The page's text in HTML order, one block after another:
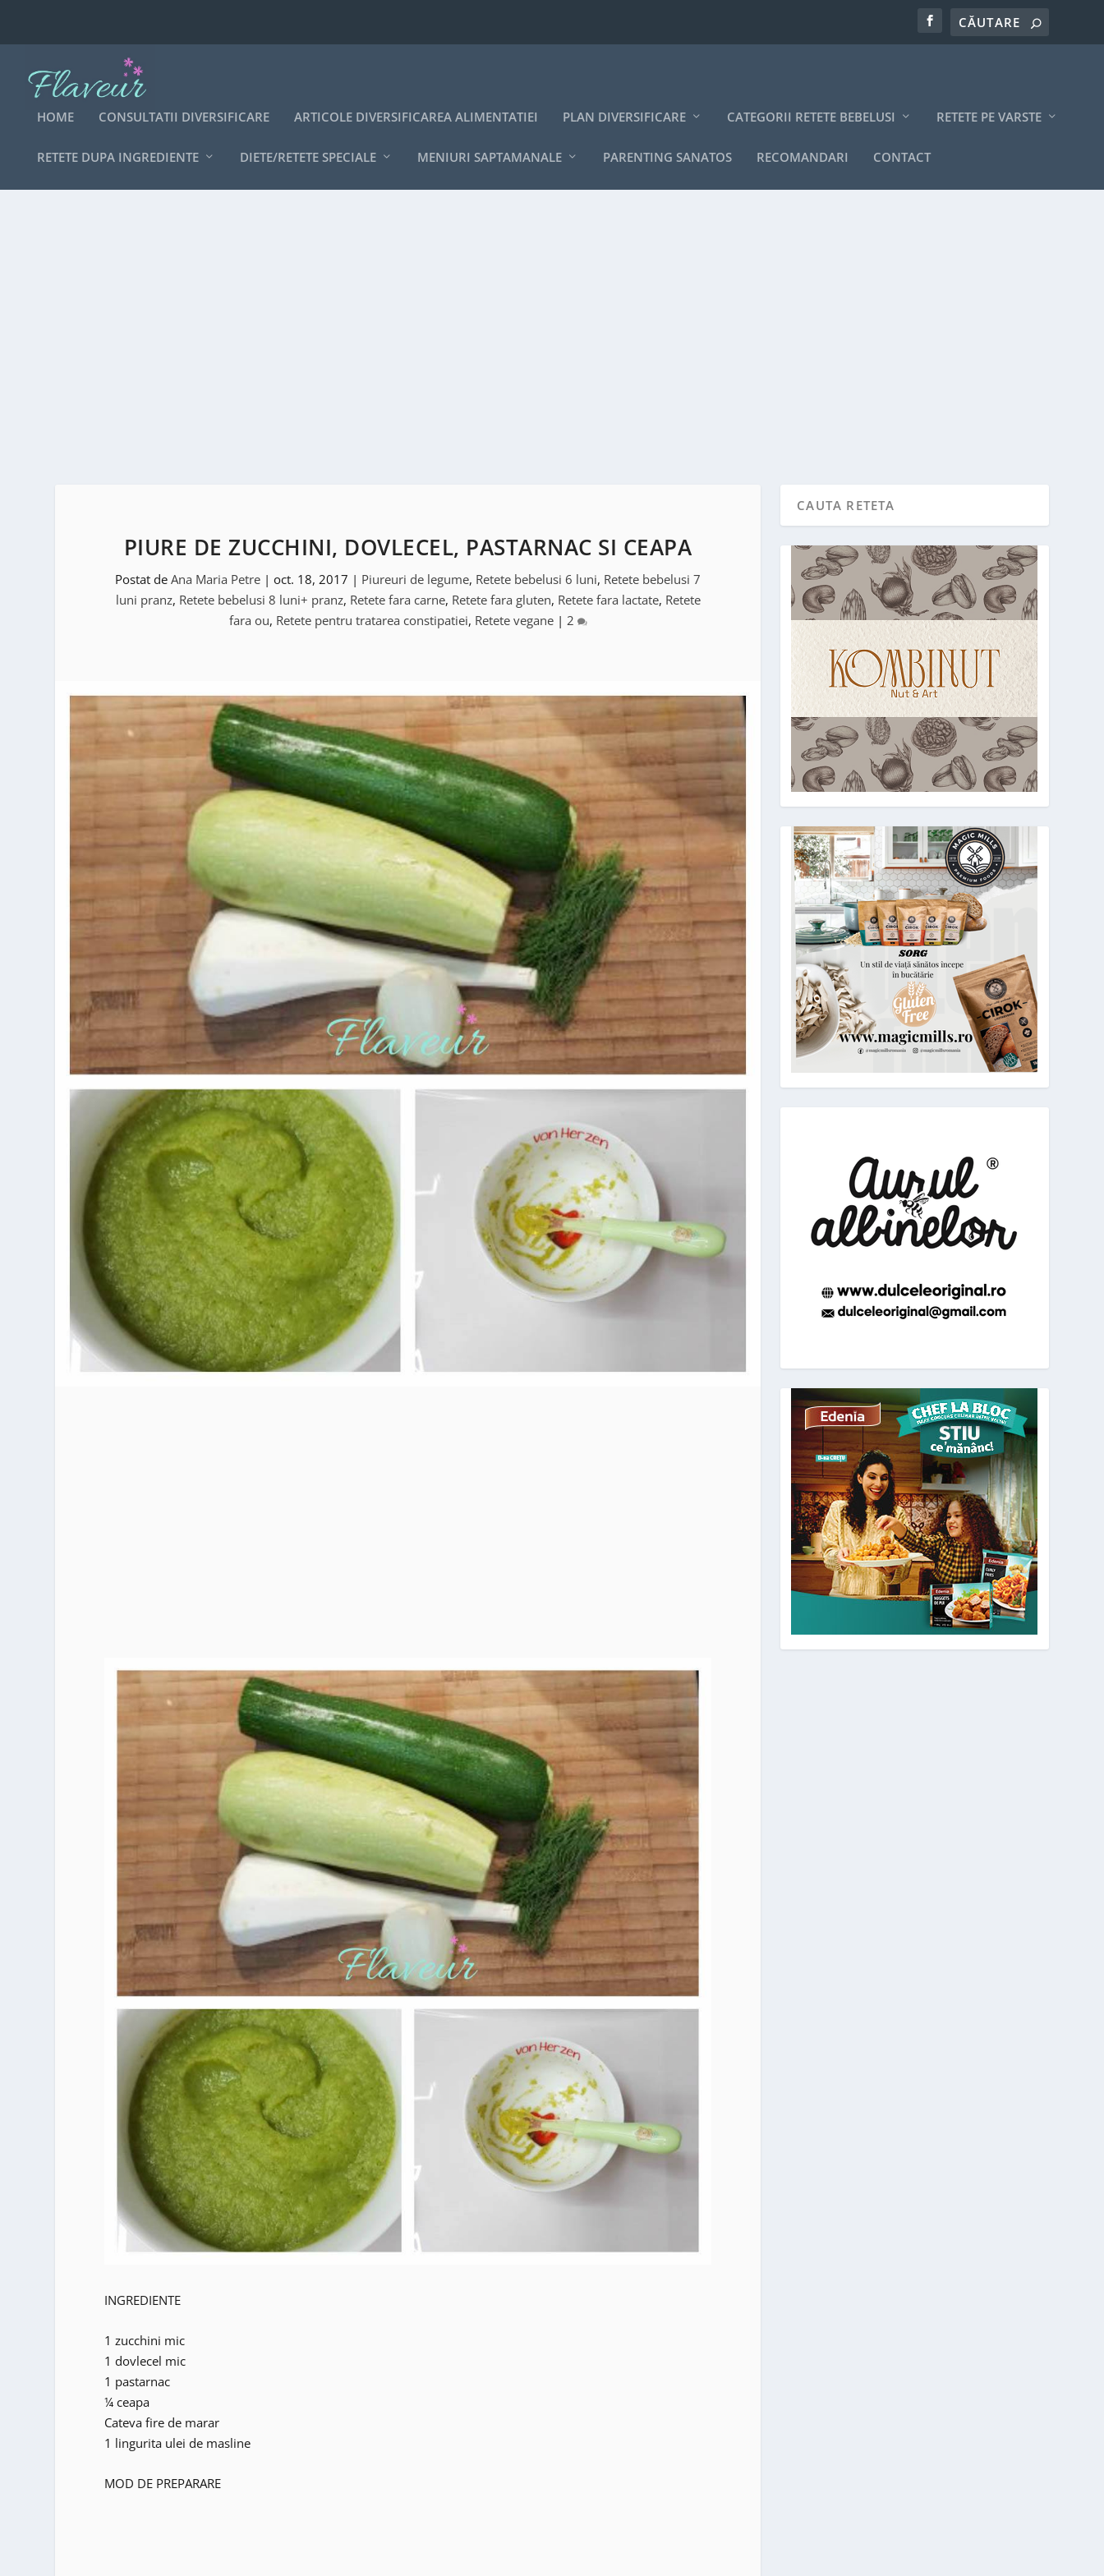
HOME CONSULTATII DIVERSIFICARE ARTICOLE DIVERSIFICAREA ALIMENTATIEI PLAN DIVERSIFICARE CATEGORII RETETE BEBELUSI RETETE PE VARSTE
RETETE DUPA INGREDIENTE DIETE/RETETE SPECIALE MENIURI SAPTAMANALE PARENTING SANATOS RECOMANDARI CONTACT
PIURE DE ZUCCHINI, DOVLECEL, PASTARNAC SI CEAPA
Postat deAna Maria Petre |oct. 18, 2017 | Piureuri de legume, Retete bebelusi 6 luni, Retete bebelusi 7
luni pranz, Retete bebelusi 8 luni+ pranz, Retete fara carne, Retete fara gluten, Retete fara lactate, Retete
fara ou, Retete pentru tratarea constipatiei, Retete vegane| 2
INGREDIENTE
1 zucchini mic
1 dovlecel mic
1 pastarnac
¼ ceapa
Cateva fire de marar
1 lingurita ulei de masline
MOD DE PREPARARE